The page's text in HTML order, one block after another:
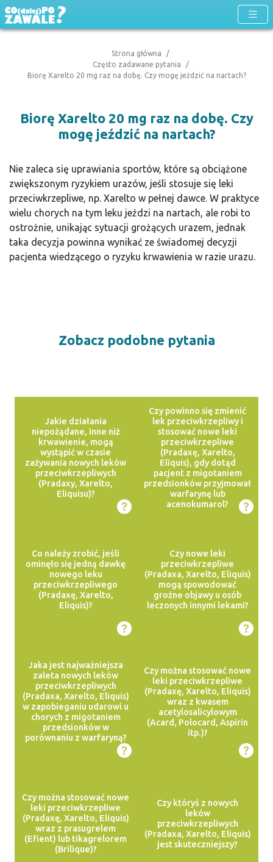
Strona główna
Często zadawane pytania
Biorę Xarelto 20 mg raz na dobę. Czy mogę jeździć na nartach?
Biorę Xarelto 20 mg raz na dobę. Czy
mogę jeździć na nartach?
Nie zaleca się uprawiania sportów, które są obciążone
zwiększonym ryzykiem urazów, jeśli stosuje się leki
przeciwkrzepliwe, np. Xarelto w pełnej dawce. W praktyce
wielu chorych na tym leku jeździ na nartach, ale robi to
ostrożnie, unikając sytuacji grożących urazem, jednak
taka decyzja powinna wynikać ze świadomej decyzji
pacjenta wiedzącego o ryzyku krwawienia w razie urazu.
Zobacz podobne pytania
Jakie działania
niepożądane, inne niż
krwawienie, mogą
wystąpić w czasie
zażywania nowych leków
przeciwkrzepliwych
(Pradaxy, Xarelto,
Eliquisu)?
Czy powinno się zmienić
lek przeciwkrzepliwy i
stosować nowe leki
przeciwkrzepliwe
(Pradaxę, Xarelto,
Eliquis), gdy dotąd
pacjent z migotaniem
przedsionków przyjmował
warfarynę lub
acenokumarol?
Co należy zrobić, jeśli
ominęło się jedną dawkę
nowego leku
przeciwkrzepliwego
(Pradaxę, Xarelto,
Eliquis)?
Czy nowe leki
przeciwkrzepliwe
(Pradaxa, Xarelto, Eliquis)
mogą spowodować
groźne objawy u osób
leczonych innymi lekami?
Jaka jest najważniejsza
zaleta nowych leków
przeciwkrzepliwych
(Pradaxa, Xarelto, Eliquis)
w zapobieganiu udarowi u
chorych z migotaniem
przedsionków w
porównaniu z warfaryną?
Czy można stosować nowe
leki przeciwkrzepliwe
(Pradaxę, Xarelto, Eliquis)
wraz z kwasem
acetylosalicylowym
(Acard, Polocard, Aspirin
itp.)?
Czy można stosować nowe
leki przeciwkrzepliwe
(Pradaxę, Xarelto, Eliquis)
wraz z prasugrelem
(Efient) lub tikagrelorem
(Brilique)?
Czy któryś z nowych
leków
przeciwkrzepliwych
(Pradaxa, Xarelto, Eliquis)
jest skuteczniejszy?